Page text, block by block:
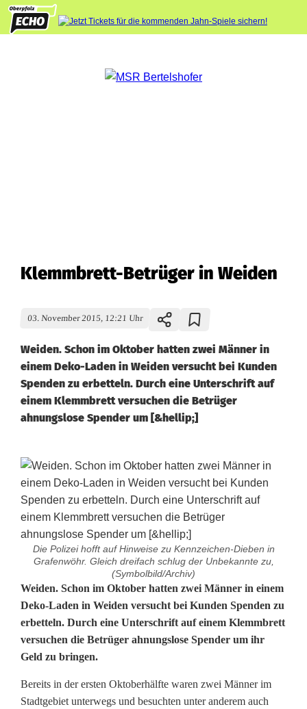
Klemmbrett-Betrüger in Weiden
03. November 2015, 12:21 Uhr
Weiden. Schon im Oktober hatten zwei Männer in
einem Deko-Laden in Weiden versucht bei Kunden
Spenden zu erbetteln. Durch eine Unterschrift auf
einem Klemmbrett versuchen die Betrüger
ahnungslose Spender um [&hellip;]
Die Polizei hofft auf Hinweise zu Kennzeichen-Dieben in
Grafenwöhr. Gleich dreifach schlug der Unbekannte zu,
(Symbolbild/Archiv)
K
l
e
m
Weiden. Schon im Oktober hatten zwei Männer in einem
Deko-Laden in Weiden versucht bei Kunden Spenden zu
erbetteln. Durch eine Unterschrift auf einem Klemmbrett
versuchen die Betrüger ahnungslose Spender um ihr
Geld zu bringen.
Bereits in der ersten Oktoberhälfte waren zwei Männer im
Stadtgebiet unterwegs und besuchten unter anderem auch